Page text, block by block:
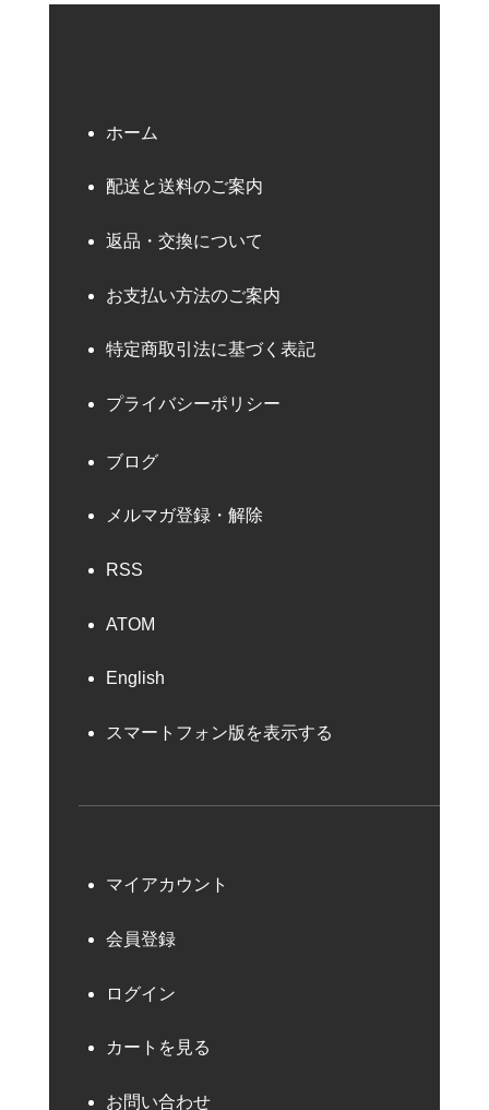
ホーム
配送と送料のご案内
返品・交換について
お支払い方法のご案内
特定商取引法に基づく表記
プライバシーポリシー
ブログ
メルマガ登録・解除
RSS
ATOM
English
スマートフォン版を表示する
マイアカウント
会員登録
ログイン
カートを見る
お問い合わせ